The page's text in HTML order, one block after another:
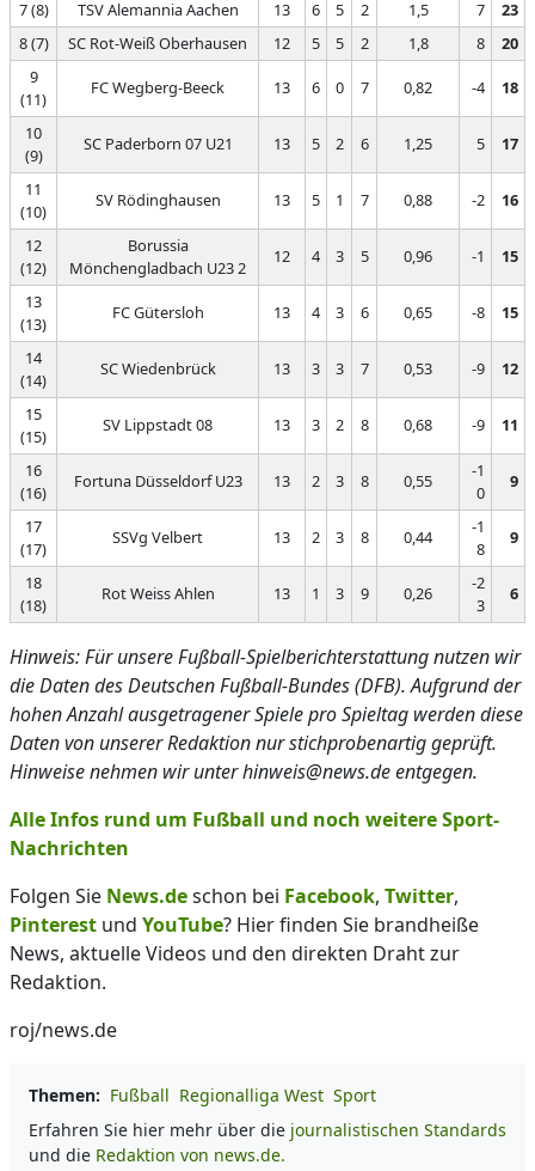
7 (8) TSV Alemannia Aachen 13 6 5 2 1,5 7
23
8 (7)
SC Rot-Weiß Oberhausen 12 5 5 2 1,8 8
20
9
(11)
FC Wegberg-Beeck 13 6 0 7 0,82 -4 18
10
(9)
SC Paderborn 07 U21 13 5 2 6 1,25 5 17
11
(10)
SV Rödinghausen 13 5 1 7 0,88 -2 16
12
(12)
Borussia
Mönchengladbach U23 2
12 4 3 5 0,96 -1 15
13
(13)
FC Gütersloh 13 4 3 6 0,65 -8 15
14
(14)
SC Wiedenbrück 13 3 3 7 0,53 -9 12
15
(15)
SV Lippstadt 08 13 3 2 8 0,68 -9 11
16
(16)
Fortuna Düsseldorf U23 13 2 3 8 0,55
-1
0
9
17
(17)
SSVg Velbert 13 2 3 8 0,44
-1
8
9
18
(18)
Rot Weiss Ahlen 13 1 3 9 0,26
-2
3
6
Hinweis: Für unsere Fußball-Spielberichterstattung nutzen wir
die Daten des Deutschen Fußball-Bundes (DFB). Aufgrund der
hohen Anzahl ausgetragener Spiele pro Spieltag werden diese
Daten von unserer Redaktion nur stichprobenartig geprüft.
Hinweise nehmen wir unter hinweis@news.de entgegen.
Alle Infos rund um Fußball und noch weitere Sport-
Nachrichten
Folgen Sie News.deschon bei Facebook, Twitter,
Pinterest und YouTube? Hier finden Sie brandheiße
News, aktuelle Videos und den direkten Draht zur
Redaktion.
roj/news.de
Themen: Fußball Regionalliga West Sport
Erfahren Sie hier mehr über die journalistischen Standards
und die Redaktion von news.de.